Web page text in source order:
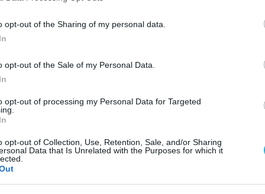
opt-out of the Sharing of my personal data.
opt-out of the Sale of my Personal Data.
opt-out of processing my Personal Data for Targeted
opt-out of Collection, Use, Retention, Sale, and/or Sharing
Data that Is Unrelated with the Purposes for which it
Οι σχολές αρτοποιίας μας παρέχουν
το πρόγραμμά μας Cacao-Trace
το εισόδημά τους, χάρη στην παραγωγή
τη βελτίωση της διαδικασίας ζύμωσης.
μοντέλο λειτουργίας, με
Βασικά στοιχεία
αποτελεί έκφραση όσων αντιπροσωπεύει
την ίδια οι πελάτες, το ανθρώπινο δυναμικό